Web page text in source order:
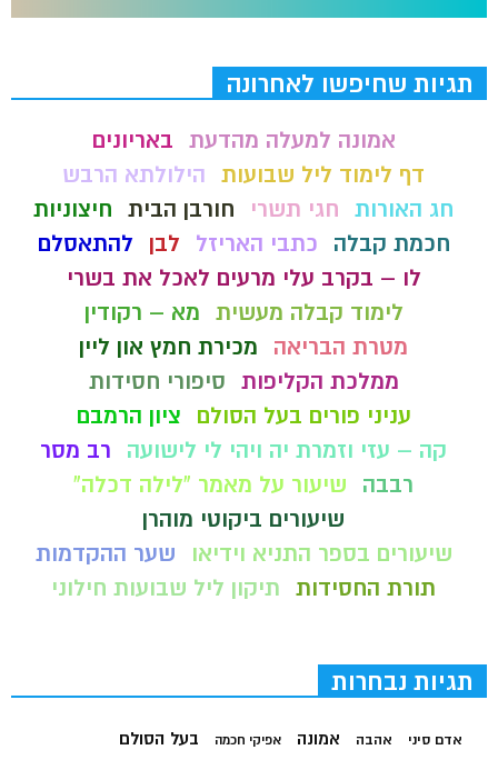
תגיות שחיפשו לאחרונה
אמונה למעלה מהדעת באריונים
דף לימוד ליל שבועות הילולתא הרבש
חג האורות חגי תשרי חורבן הבית חיצוניות
חכמת קבלה
כתבי האריזל לבן
להתאסלם
לו – בקרב עלי מרעים לאכל את בשרי
לימוד קבלה מעשית מא – רקודין
מטרת הבריאה
מכירת חמץ און ליין
ממלכת הקליפות סיפורי חסידות
עניני פורים בעל הסולם
ציון הרמבם
קה – עזי וזמרת יה ויהי לי לישועה
רב מסר
רבבה
שיעור על מאמר "לילה דכלה"
שיעורים ביקוטי מוהרן
שיעורים בספר התניא וידיאו
שער ההקדמות
תורת החסידות תיקון ליל שבועות חילוני
תגיות נבחרות
אדם סיני אהבה אמונה אפיקי חכמה בעל הסולם